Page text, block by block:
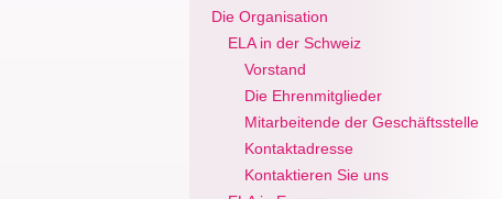
Die Organisation
ELA in der Schweiz
Vorstand
Die Ehrenmitglieder
Mitarbeitende der Geschäftsstelle
Kontaktadresse
Kontaktieren Sie uns